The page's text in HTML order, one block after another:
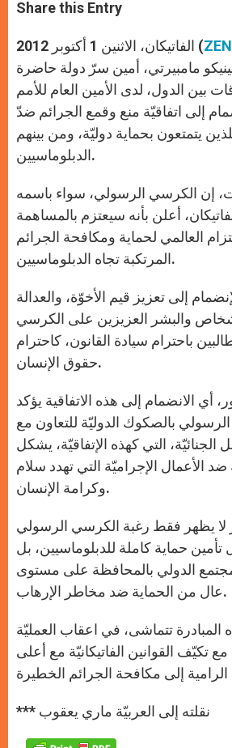
s
p
p
e
g
e
r
b
o
k
r
Share this Entry
الفاتيكان، الاثنين 1 أكتوبر 2012 (
مامبيرتي، أمين سرّ دولة حاضرة
بين الدول، لدى الأمين العام للأمم
إلى اتفاقيّة منع وقمع الجرائم ضدّ
يتمتعون بحماية دوليّة، ومن بينهم
الدبلوماسيين.
إن الكرسي الرسولي، سواء باسمه
أعلن بأنه سيعتزم بالمساهمة
العالمي لحماية ومكافحة الجرائم
المرتكبة تجاه الدبلوماسيين.
إلى تعزيز قيم الأخوّة، والعدالة
والبشر العزيزين على الكرسي
باحترام سيادة القانون، كاحترام
حقوق الإنسان.
أي الانضمام إلى هذه الاتفاقية يؤكد
بالصكوك الدوليّة للتعاون مع
الجنائيّة، التي كهذه الإتفاقيّة، يشكل
الأعمال الإجراميّة التي تهدد سلام
وكرامة الإنسان.
لا يظهر فقط رغبة الكرسي الرسولي
حماية كاملة للدبلوماسيين، بل
الدولي بالمحافظة على مستوى
عال من الحماية ضد مخاطر الإرهاب.
المبادرة تتماشى، في اعقاب العمليّة
تكيّف القوانين الفاتيكانيّة مع أعلى
*** نقلته إلى العربيّة ماري يعقوب